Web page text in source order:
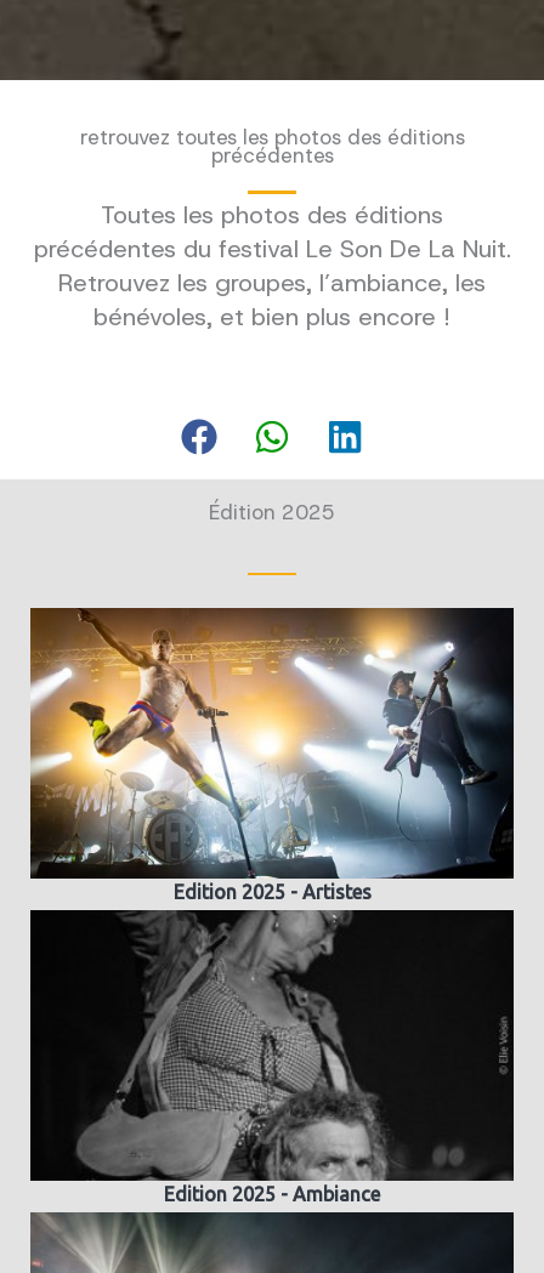
retrouvez toutes les photos des éditions
précédentes
Toutes les photos des éditions
précédentes du festival Le Son De La Nuit.
Retrouvez les groupes, l’ambiance, les
bénévoles, et bien plus encore !
Édition 2025
Edition 2025 - Artistes
Edition 2025 - Ambiance